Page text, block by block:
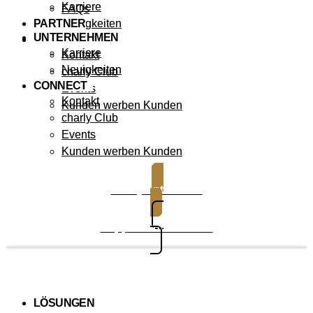
Karriere
Neuigkeiten
CONNECT
Kontakt
charly Club
Events
Kunden werben Kunden
FAQs
PARTNER
UNTERNEHMEN
Karriere
Neuigkeiten
CONNECT
Kontakt
charly Club
Events
Kunden werben Kunden
charly entdecken
Support kontaktieren
LÖSUNGEN